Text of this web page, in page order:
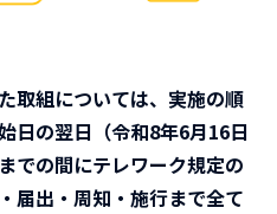
取組については、実施の順
日の翌日（令和8年6月16日
での間にテレワーク規定の
届出・周知・施行まで全て